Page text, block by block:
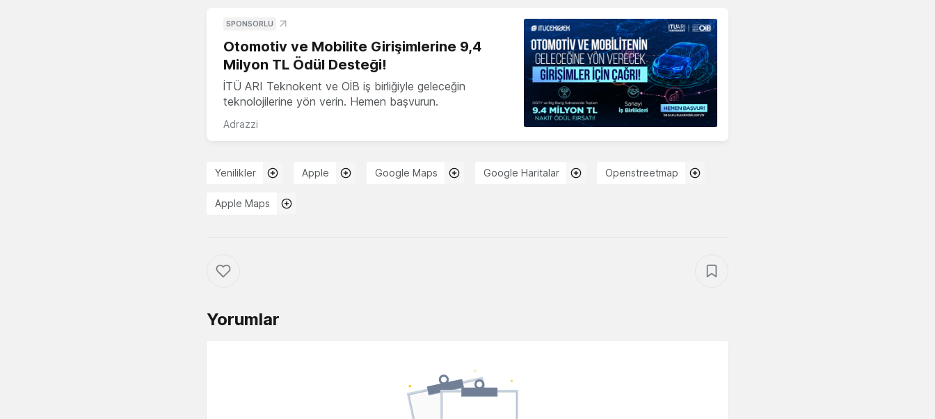
SPONSORLU
Otomotiv ve Mobilite Girişimlerine 9,4
Milyon TL Ödül Desteği!
İTÜ ARI Teknokent ve OİB iş birliğiyle geleceğin
teknolojilerine yön verin. Hemen başvurun.
Adrazzi
Yenilikler Apple Google Maps Google Haritalar Openstreetmap
Apple Maps
Yorumlar